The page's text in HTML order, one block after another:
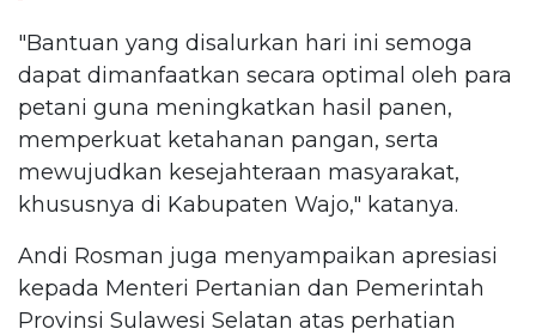
"Bantuan yang disalurkan hari ini semoga
dapat dimanfaatkan secara optimal oleh para
petani guna meningkatkan hasil panen,
memperkuat ketahanan pangan, serta
mewujudkan kesejahteraan masyarakat,
khususnya di Kabupaten Wajo," katanya.
Andi Rosman juga menyampaikan apresiasi
kepada Menteri Pertanian dan Pemerintah
Provinsi Sulawesi Selatan atas perhatian